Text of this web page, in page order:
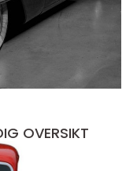
OVERSIKT